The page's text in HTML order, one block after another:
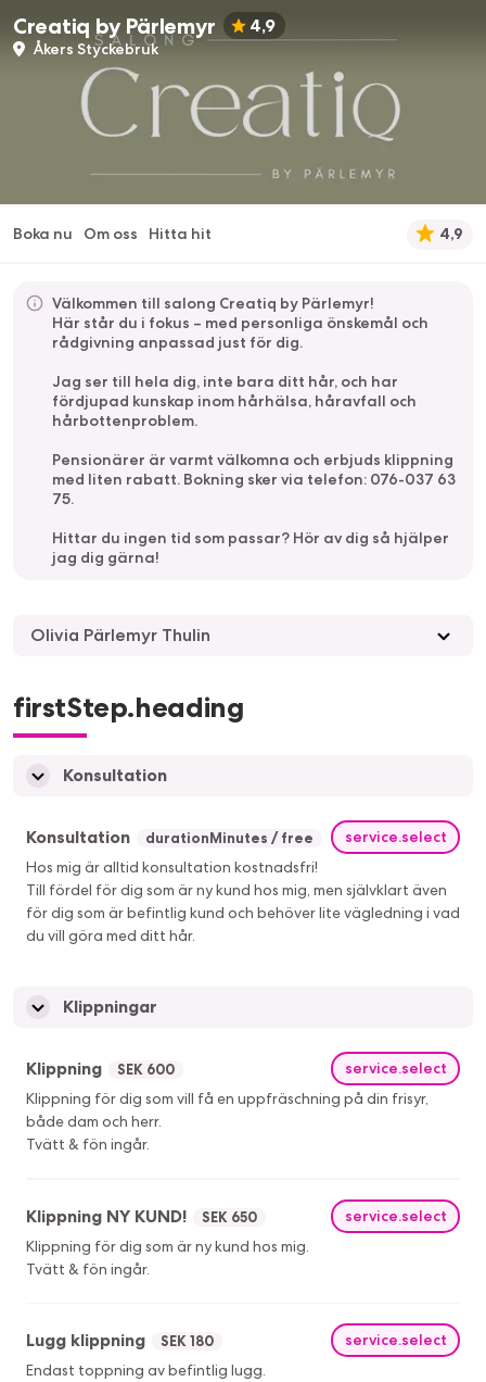
Creatiq by Pärlemyr 4,9
Åkers Styckebruk
Boka nu Om oss Hitta hit 4,9
Välkommen till salong Creatiq by Pärlemyr!
Här står du i fokus – med personliga önskemål och
rådgivning anpassad just för dig.
Jag ser till hela dig, inte bara ditt hår, och har
fördjupad kunskap inom hårhälsa, håravfall och
hårbottenproblem.
Pensionärer är varmt välkomna och erbjuds klippning
med liten rabatt. Bokning sker via telefon: 076-037 63
75.
Hittar du ingen tid som passar? Hör av dig så hjälper
jag dig gärna!
Olivia Pärlemyr Thulin
firstStep.heading
Konsultation
Konsultation durationMinutes free
service.select
Hos mig är alltid konsultation kostnadsfri!
Till fördel för dig som är ny kund hos mig, men självklart även
för dig som är befintlig kund och behöver lite vägledning i vad
du vill göra med ditt hår.
Klippningar
Klippning SEK 600
service.select
Klippning för dig som vill få en uppfräschning på din frisyr,
både dam och herr.
Tvätt & fön ingår.
Klippning NY KUND! SEK 650
service.select
Klippning för dig som är ny kund hos mig.
Tvätt & fön ingår.
Lugg klippning SEK 180
service.select
Endast toppning av befintlig lugg.